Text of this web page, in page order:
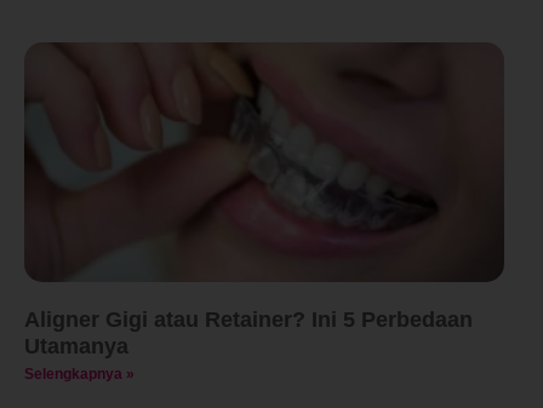
Aligner Gigi atau Retainer? Ini 5 Perbedaan
Utamanya
Selengkapnya »